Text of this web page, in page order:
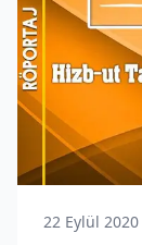
22 Eylül 2020